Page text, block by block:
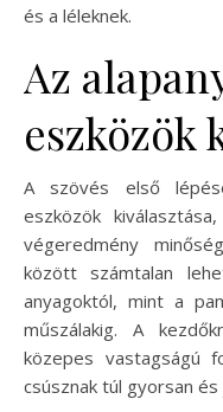
és a léleknek.
Az
eszközök
A szövés első
eszközök
végeredmény
között számtalan
anyagoktól, mint a
műszálakig. A
közepes vastagságú
csúsznak túl gyorsan